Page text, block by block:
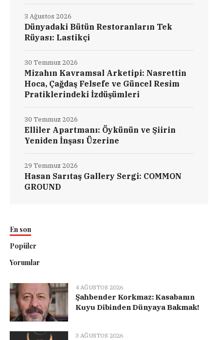
Dünyadaki Bütün Restoranların Tek
Rüyası: Lastikçi
3 Ağustos 2026
Mizahın Kavramsal Arketipi: Nasrettin
Hoca, Çağdaş Felsefe ve Güncel Resim
Pratiklerindeki İzdüşümleri
30 Temmuz 2026
Elliler Apartmanı: Öykünün ve Şiirin
Yeniden İnşası Üzerine
30 Temmuz 2026
Hasan Sarıtaş Gallery Sergi: COMMON
GROUND
29 Temmuz 2026
En son
Popüler
Yorumlar
4 AĞUSTOS 2026
Şahbender Korkmaz: Kasabanın
Kuyu Dibinden Dünyaya Bakmak!
3 AĞUSTOS 2026